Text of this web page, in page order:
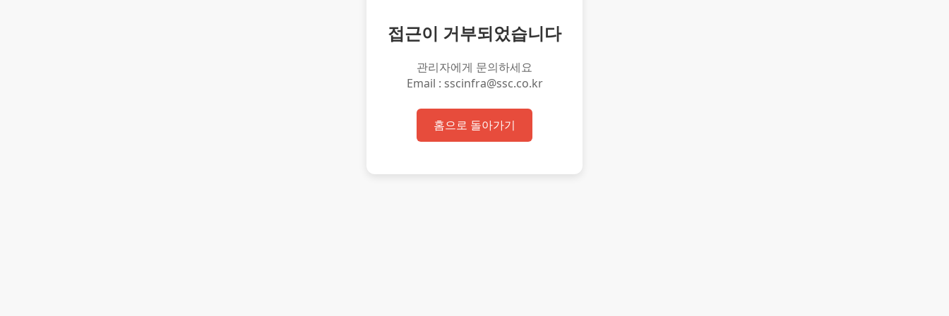
접근이 거부되었습니다
관리자에게 문의하세요
Email : sscinfra@ssc.co.kr
홈으로 돌아가기